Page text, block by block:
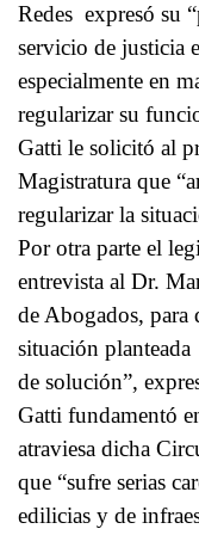
Redes expresó su
servicio de justicia
especialmente en
regularizar su
Gatti le solicitó al
Magistratura que
regularizar la
Por otra parte el
entrevista al Dr.
de Abogados, para
situación
de solución”,
Gatti fundamentó
atraviesa dicha
que “sufre serias
edilicias y de